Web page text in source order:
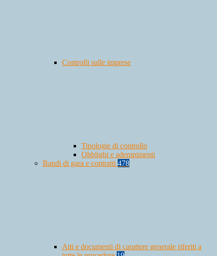
Controlli sulle imprese
Tipologie di controllo
Obblighi e adempimenti
Bandi di gara e contratti 478
Atti e documenti di carattere generale riferiti a